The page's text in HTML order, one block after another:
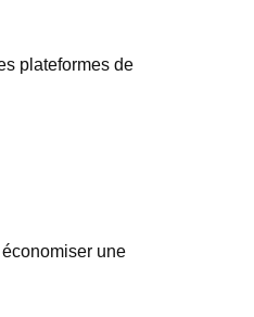
plateformes de
une